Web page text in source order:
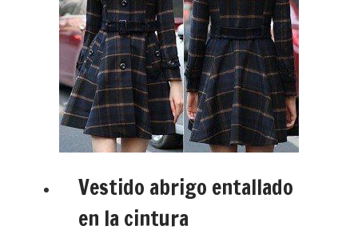
Vestido abrigo entallado
en la cintura